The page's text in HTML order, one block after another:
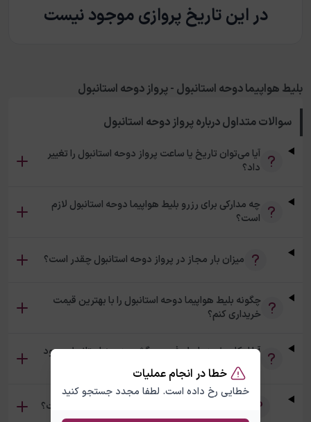
خطا در انجام عملیات
خطایی رخ داده است. لطفا مجدد جستجو کنید
در این تاریخ پروازی موجود نیست
بلیط هواپیما دوحه استانبول - پرواز دوحه استانبول
سوالات متداول دربارهپرواز دوحه استانبول
آیا می‌توان تاریخ یا ساعت پرواز دوحه استانبول را تغییر
داد؟
چه مدارکی برای رزرو بلیط هواپیما دوحه استانبول لازم
است؟
میزان بار مجاز در پرواز دوحه استانبول چقدر است؟
چگونه بلیط هواپیما دوحه استانبول را با بهترین قیمت
خریداری کنم؟
آیا امکان خرید بلیط رفت و برگشت دوحه استانبول وجود
دارد؟
تفاوت بلیط چارتر و سیستمی دوحه استانبول چیست؟